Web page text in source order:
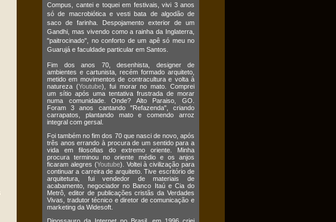
Compus, cantei e toquei em festivais, vivi 3 anos
só de macrobiótica e vesti bata de algodão de
saco de farinha. Despojamento exterior de um
Gandhi, mas vivendo como a rainha da Inglaterra,
"paitrocinado", no conforto de um apê só meu no
Guarujá e faculdade particular em Santos.
Fim dos anos 70, desenhista, designer de
ambientes e cartunista, recém formado arquiteto,
metido em movimentos de contracultura e volta à
natureza (Youtube), fui morar no mato. Comprei
um sítio após uma tentativa frustrada de morar
numa comunidade. Onde? Alto Paraiso, GO.
Foram 3 anos cantando "Refazenda", criando
carrapatos, plantando mato e comendo arroz
integral com gersal.
Foi também no fim dos 70 que nasci de novo, após
três anos errando à procura de um sentido para a
vida em filosofias do extremo oriente. Minha
procura terminou no oriente médio e os anjos
ficaram alegres (Youtube). Voltei à civilização para
continuar a carreira de arquiteto. Tive escritório de
arquitetura, fui vendedor de materiais de
acabamento, negociador no Banco Itaú e Cia do
Metrô, editor de publicações cristãs da Verdades
Vivas, tradutor técnico e diretor de comunicação e
marketing da Widesoft.